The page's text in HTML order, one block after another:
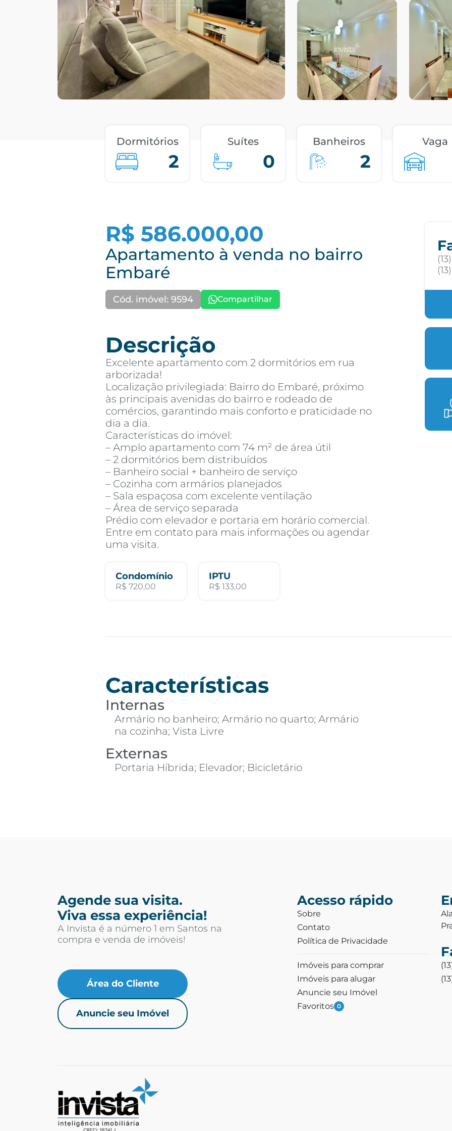
Dormitórios
2
Suítes
0
Banheiros
2
Vaga
R$ 586.000,00
Apartamento à venda no bairro
Embaré
Cód. imóvel: 9594 Compartilhar
Descrição
Excelente apartamento com 2 dormitórios em rua
arborizada!
Localização privilegiada: Bairro do Embaré, próximo
às principais avenidas do bairro e rodeado de
comércios, garantindo mais conforto e praticidade no
dia a dia.
Características do imóvel:
– Amplo apartamento com 74 m² de área útil
– 2 dormitórios bem distribuídos
– Banheiro social + banheiro de serviço
– Cozinha com armários planejados
– Sala espaçosa com excelente ventilação
– Área de serviço separada
Prédio com elevador e portaria em horário comercial.
Entre em contato para mais informações ou agendar
uma visita.
Condomínio
R$ 720,00
IPTU
R$ 133,00
Características
Internas
Armário no banheiro; Armário no quarto; Armário
na cozinha; Vista Livre
Externas
Portaria Híbrida; Elevador; Bicicletário
Agende sua visita.
Viva essa experiência!
A Invista é a número 1 em Santos na
compra e venda de imóveis!
Área do Cliente
Anuncie seu Imóvel
Acesso rápido
Sobre
Contato
Política de Privacidade
Imóveis para comprar
Imóveis para alugar
Anuncie seu Imóvel
Favoritos 0